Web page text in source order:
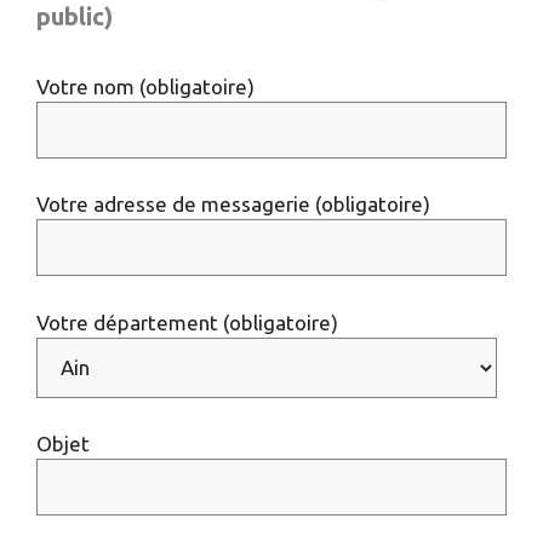
public)
Votre nom (obligatoire)
Votre adresse de messagerie (obligatoire)
Votre département (obligatoire)
Objet